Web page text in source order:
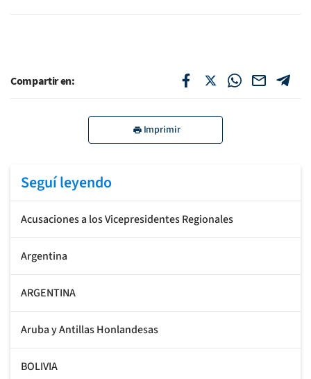
Compartir en:
Imprimir
Seguí leyendo
Acusaciones a los Vicepresidentes Regionales
Argentina
ARGENTINA
Aruba y Antillas Honlandesas
BOLIVIA